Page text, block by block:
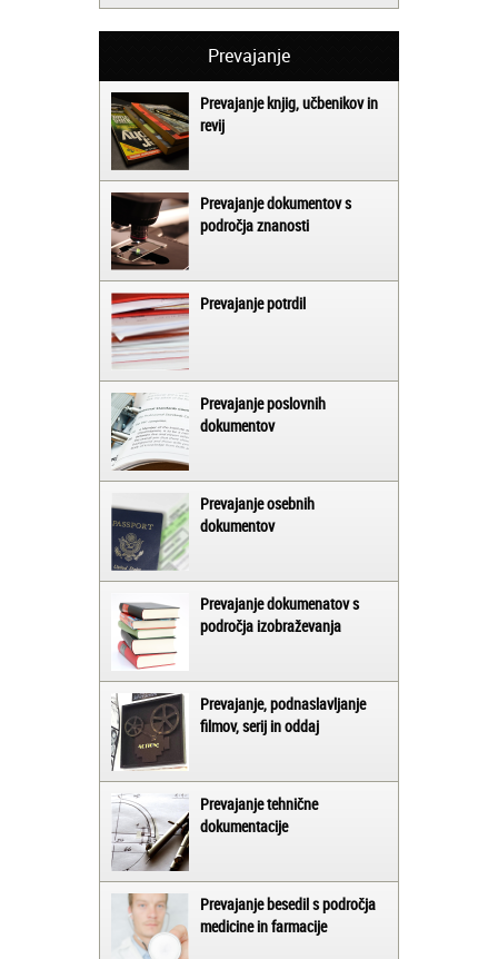
Prevajanje
Prevajanje knjig, učbenikov in
revij
Prevajanje dokumentov s
področja znanosti
Prevajanje potrdil
Prevajanje poslovnih
dokumentov
Prevajanje osebnih
dokumentov
Prevajanje dokumenatov s
področja izobraževanja
Prevajanje, podnaslavljanje
filmov, serij in oddaj
Prevajanje tehnične
dokumentacije
Prevajanje besedil s področja
medicine in farmacije